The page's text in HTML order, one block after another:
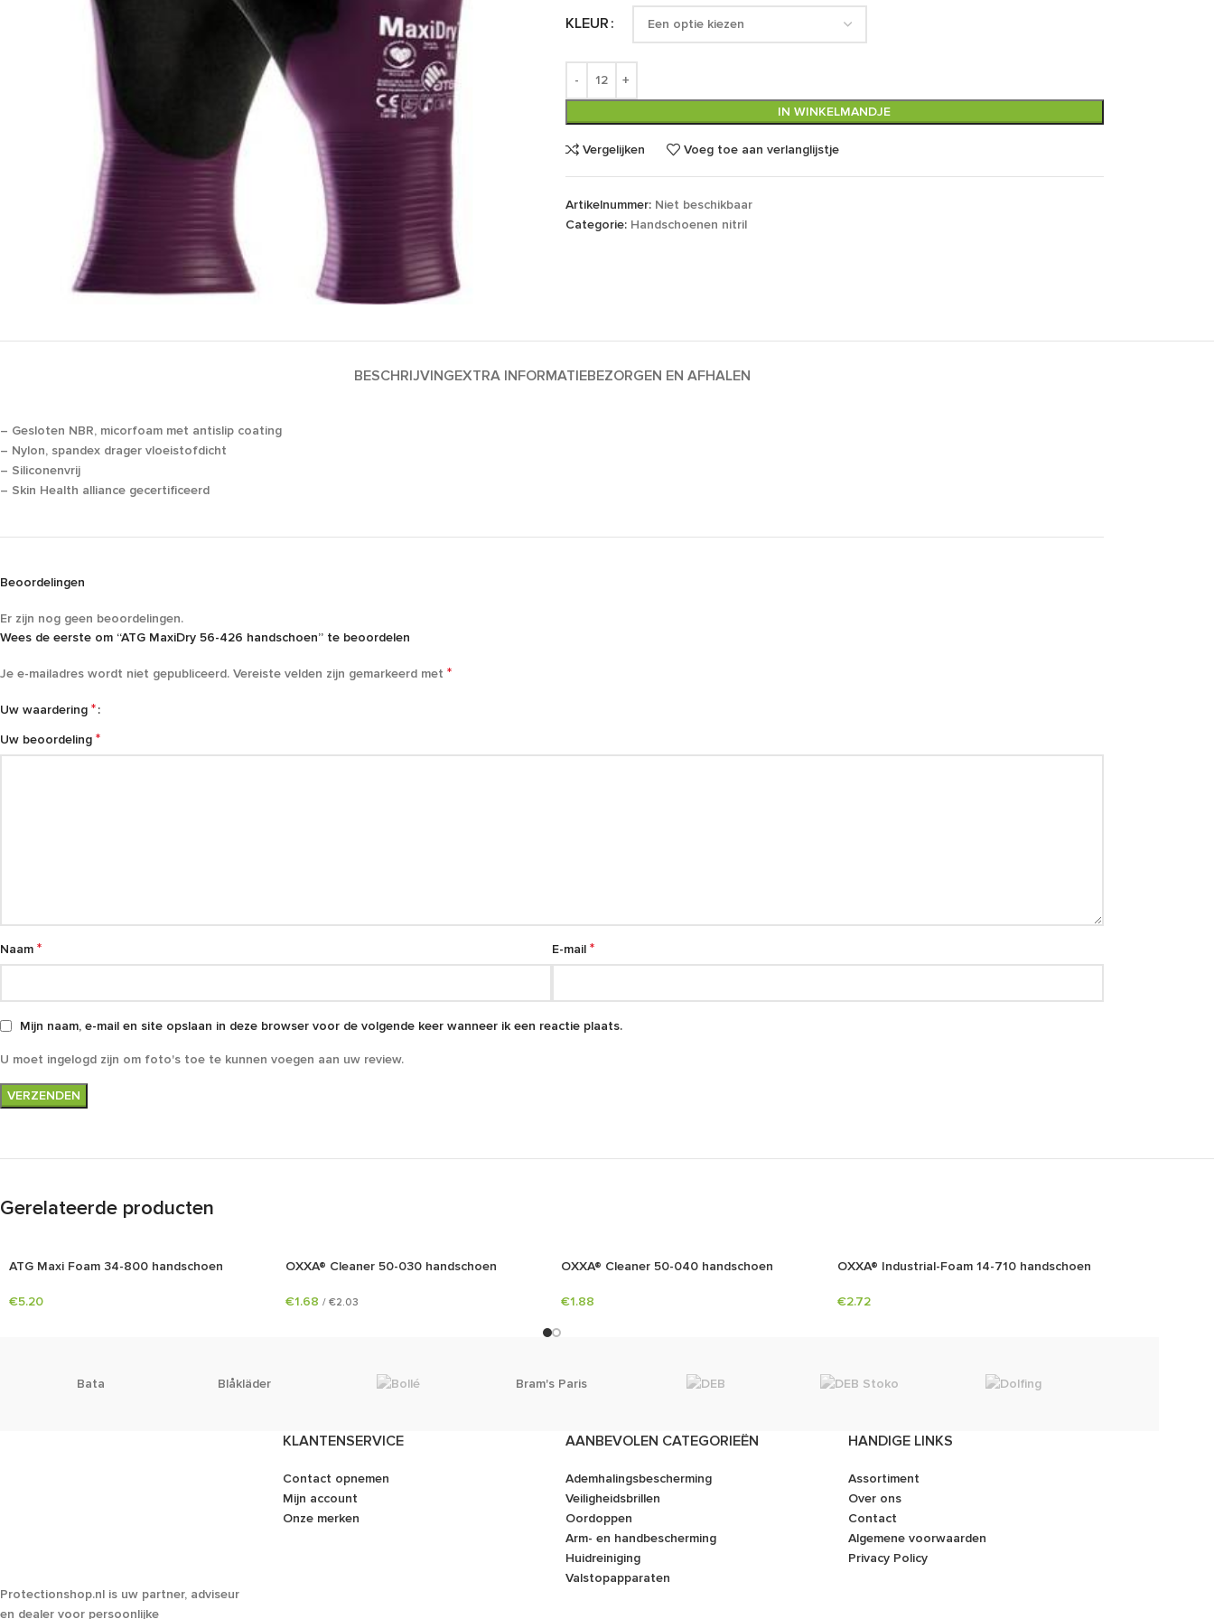
KLEUR
IN WINKELMANDJE
Vergelijken Voeg toe aan verlanglijstje
Artikelnummer: Niet beschikbaar
Categorie: Handschoenen nitril
BESCHRIJVINGEXTRA INFORMATIEBEZORGEN EN AFHALEN
– Gesloten NBR, micorfoam met antislip coating
– Nylon, spandex drager vloeistofdicht
– Siliconenvrij
– Skin Health alliance gecertificeerd
Beoordelingen
Er zijn nog geen beoordelingen.
Wees de eerste om “ATG MaxiDry 56-426 handschoen” te beoordelen
Je e-mailadres wordt niet gepubliceerd. Vereiste velden zijn gemarkeerd met *
Uw waardering *
Uw beoordeling *
Naam * E-mail *
Mijn naam, e-mail en site opslaan in deze browser voor de volgende keer wanneer ik een reactie plaats.
U moet ingelogd zijn om foto's toe te kunnen voegen aan uw review.
Gerelateerde producten
ATG Maxi Foam 34-800 handschoen
€5.20
OXXA® Cleaner 50-030 handschoen
€1.68 / €2.03
OXXA® Cleaner 50-040 handschoen
€1.88
OXXA® Industrial-Foam 14-710 handschoen
€2.72
Bata Blåkläder Bram's Paris
Protectionshop.nl is uw partner, adviseur
en dealer voor persoonlijke
KLANTENSERVICE
Contact opnemen
Mijn account
Onze merken
AANBEVOLEN CATEGORIEËN
Ademhalingsbescherming
Veiligheidsbrillen
Oordoppen
Arm- en handbescherming
Huidreiniging
Valstopapparaten
HANDIGE LINKS
Assortiment
Over ons
Contact
Algemene voorwaarden
Privacy Policy